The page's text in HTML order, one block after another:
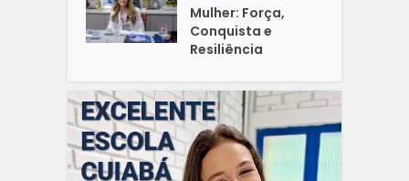
Mulher: Força,
Conquista e
Resiliência